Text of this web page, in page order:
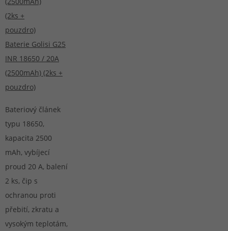
Baterie Golisi G25
INR 18650 / 20A
(2500mAh) (2ks +
pouzdro)
Bateriový článek
typu 18650,
kapacita 2500
mAh, vybíjecí
proud 20 A, balení
2 ks, čip s
ochranou proti
přebití, zkratu a
vysokým teplotám,